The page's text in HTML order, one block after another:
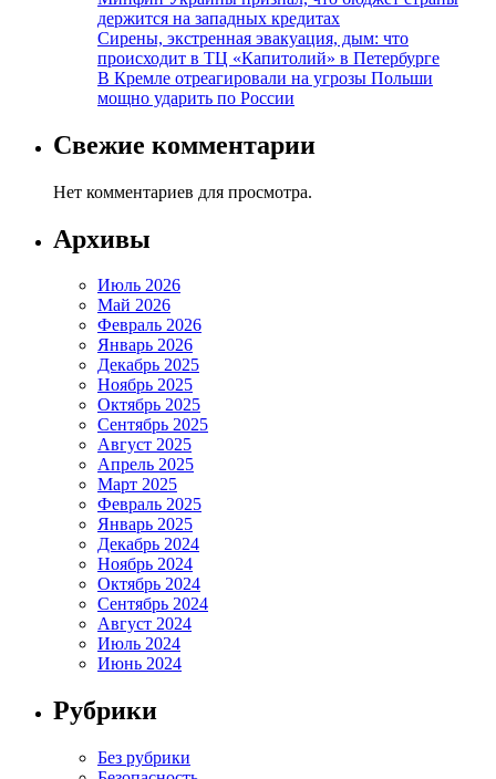
держится на западных кредитах
Сирены, экстренная эвакуация, дым: что
происходит в ТЦ «Капитолий» в Петербурге
В Кремле отреагировали на угрозы Польши
мощно ударить по России
Свежие комментарии
Нет комментариев для просмотра.
Архивы
Июль 2026
Май 2026
Февраль 2026
Январь 2026
Декабрь 2025
Ноябрь 2025
Октябрь 2025
Сентябрь 2025
Август 2025
Апрель 2025
Март 2025
Февраль 2025
Январь 2025
Декабрь 2024
Ноябрь 2024
Октябрь 2024
Сентябрь 2024
Август 2024
Июль 2024
Июнь 2024
Рубрики
Без рубрики